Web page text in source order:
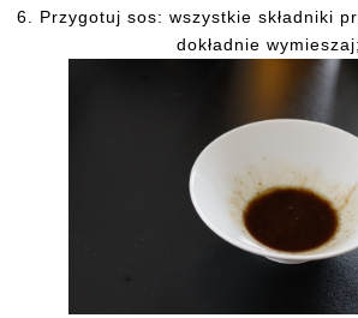
6. Przygotuj sos: wszystkie składniki
dokładnie wymieszaj;